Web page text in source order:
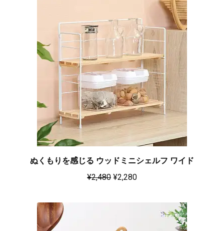
ぬくもりを感じる ウッドミニシェルフ ワイド
¥2,480 ¥2,280